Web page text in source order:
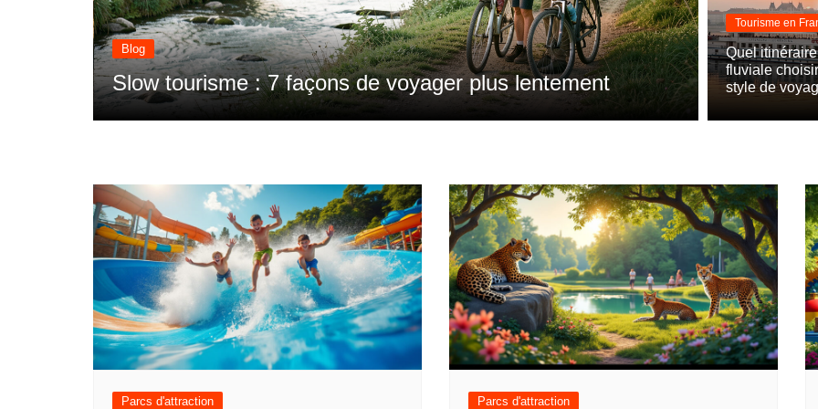
Blog
Slow tourisme : 7 façons de découvrir une destination en
prenant son temps
Blog
Tourisme en
Quel
fluviale
style de
Parcs d'attraction Parcs d'attraction